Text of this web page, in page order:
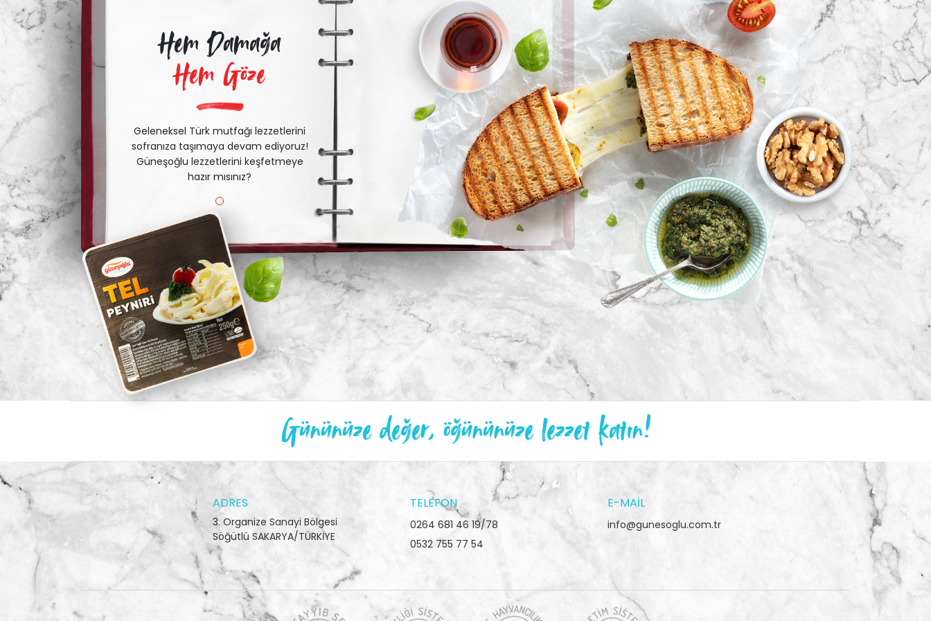
Hem Damağa
Hem Göze
Geleneksel Türk mutfağı lezzetlerini
sofranıza taşımaya devam ediyoruz!
Güneşoğlu lezzetlerini keşfetmeye
hazır mısınız?
Gününüze değer, öğününüze lezzet katın!
ADRES
3. Organize Sanayi Bölgesi
Söğütlü SAKARYA/TÜRKİYE
TELEFON
0264 681 46 19/78
0532 755 77 54
E-MAIL
info@gunesoglu.com.tr